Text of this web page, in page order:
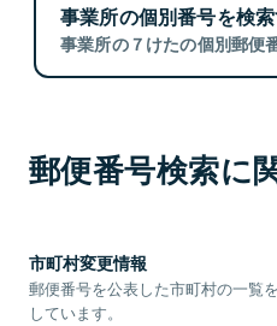
事業所の個別番号を検
事業所の７けたの個別郵便
郵便番号検索に
市町村変更情報
郵便番号を公表した市町村の一覧
しています。